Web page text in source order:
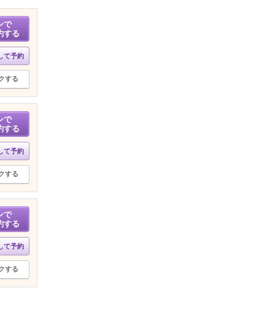
で
する
て予約
する
で
する
て予約
する
で
する
て予約
する